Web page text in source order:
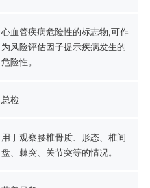
心血管疾病危险性的标志物,可作
为风险评估因子提示疾病发生的
危险性。
总检
用于观察腰椎骨质、形态、椎间
盘、棘突、关节突等的情况。